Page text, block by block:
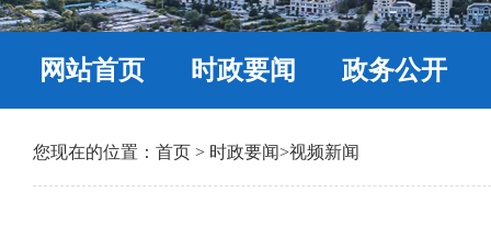
网站首页 时政要闻 政务公开
您现在的位置： 首页 > 时政要闻>视频新闻